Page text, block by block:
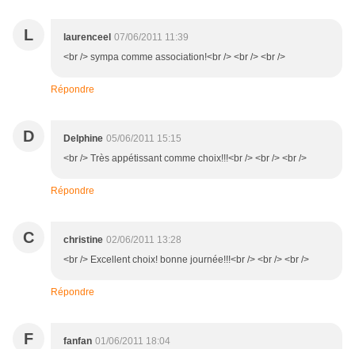
L laurenceel 07/06/2011 11:39
<br /> sympa comme association!<br /> <br /> <br />
Répondre
D Delphine 05/06/2011 15:15
<br /> Très appétissant comme choix!!!<br /> <br /> <br />
Répondre
C christine 02/06/2011 13:28
<br /> Excellent choix! bonne journée!!!<br /> <br /> <br />
Répondre
F fanfan 01/06/2011 18:04